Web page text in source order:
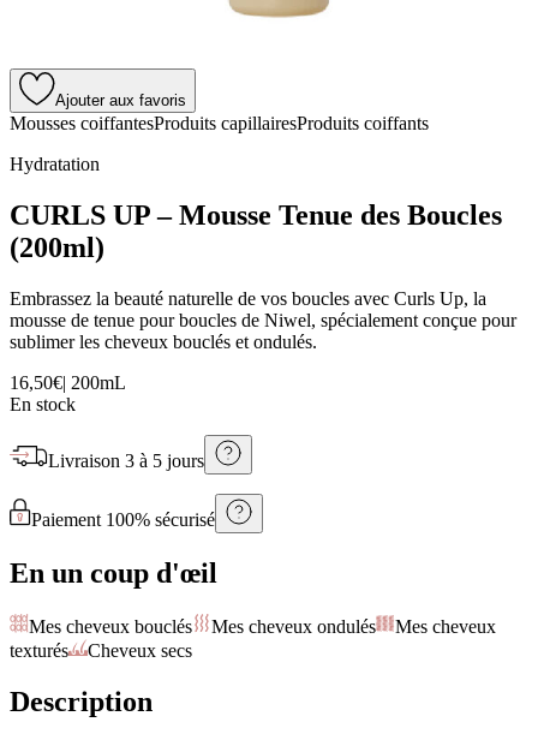
Ajouter aux favoris
Mousses coiffantesProduits capillairesProduits coiffants
Hydratation
CURLS UP – Mousse Tenue des Boucles
(200ml)
Embrassez la beauté naturelle de vos boucles avec Curls Up, la
mousse de tenue pour boucles de Niwel, spécialement conçue pour
sublimer les cheveux bouclés et ondulés.
16,50€| 200mL
En stock
Livraison 3 à 5 jours
Paiement 100% sécurisé
En un coup d'œil
Mes cheveux bouclés Mes cheveux ondulés
Mes cheveux
texturés
Cheveux secs
Description